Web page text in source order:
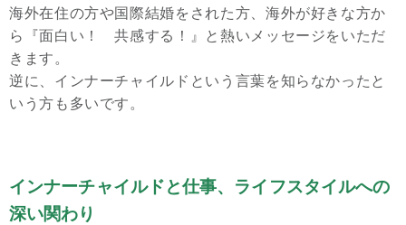
海外在住の方や国際結婚をされた方、海外が好きな方か
ら『面白い！ 共感する！』と熱いメッセージをいただ
きます。
逆に、インナーチャイルドという言葉を知らなかったと
いう方も多いです。
インナーチャイルドと仕事、ライフスタイルへの
深い関わり